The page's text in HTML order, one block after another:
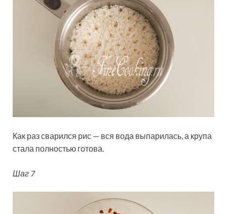
Как раз сварился рис — вся вода выпарилась, а крупа
стала полностью готова.
Шаг 7